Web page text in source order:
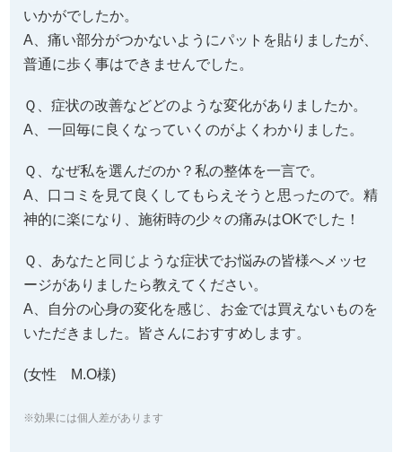
いかがでしたか。
A、痛い部分がつかないようにパットを貼りましたが、
普通に歩く事はできませんでした。
Ｑ、症状の改善などどのような変化がありましたか。
A、一回毎に良くなっていくのがよくわかりました。
Ｑ、なぜ私を選んだのか？私の整体を一言で。
A、口コミを見て良くしてもらえそうと思ったので。精
神的に楽になり、施術時の少々の痛みはOKでした！
Ｑ、あなたと同じような症状でお悩みの皆様へメッセ
ージがありましたら教えてください。
A、自分の心身の変化を感じ、お金では買えないものを
いただきました。皆さんにおすすめします。
(女性 M.O様)
※効果には個人差があります